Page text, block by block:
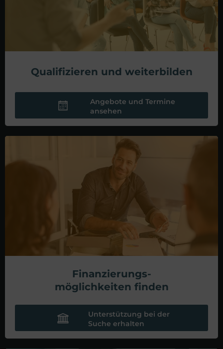
Qualifizieren und weiterbilden
Angebote und Termine
ansehen
Finanzierungs-
möglichkeiten finden
Unterstützung bei der
Suche erhalten